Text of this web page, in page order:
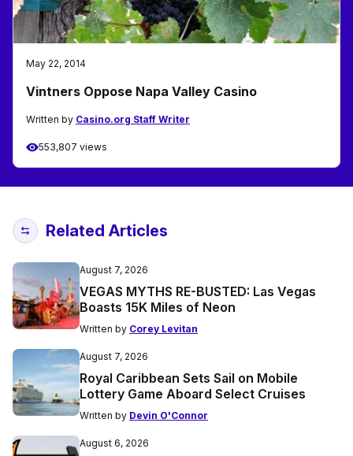
May 22, 2014
Vintners Oppose Napa Valley Casino
Written by Casino.org Staff Writer
553,807 views
Related Articles
August 7, 2026
VEGAS MYTHS RE-BUSTED: Las Vegas
Boasts 15K Miles of Neon
Written by Corey Levitan
August 7, 2026
Royal Caribbean Sets Sail on Mobile
Lottery Game Aboard Select Cruises
Written by Devin O'Connor
August 6, 2026